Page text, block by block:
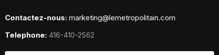
Contactez-nous: marketing@lemetropolitain.com
Telephone: 416-410-2562